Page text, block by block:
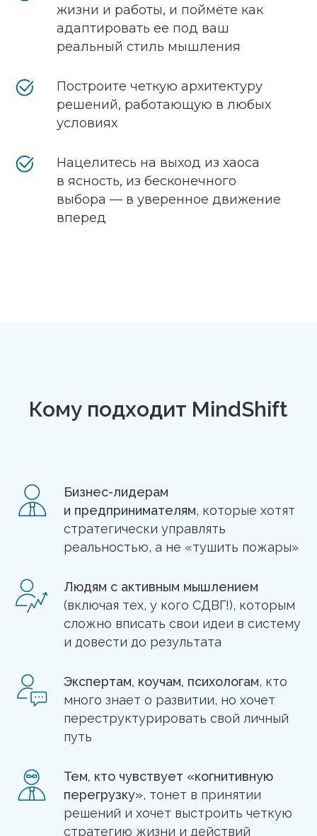
жизни и работы, и поймёте как
адаптировать ее под ваш
реальный стиль мышления
Построите четкую архитектуру
решений, работающую в любых
условиях
Нацелитесь на выход из хаоса
в ясность, из бесконечного
выбора — в уверенное движение
вперед
Кому подходит MindShift
Бизнес-лидерам
и предпринимателям, которые хотят
стратегически управлять
реальностью, а не «тушить пожары»
Людям с активным мышлением
(включая тех, у кого СДВГ!), которым
сложно вписать свои идеи в систему
и довести до результата
Экспертам, коучам, психологам, кто
много знает о развитии, но хочет
переструктурировать свой личный
путь
Тем, кто чувствует «когнитивную
перегрузку», тонет в принятии
решений и хочет выстроить четкую
стратегию жизни и действий